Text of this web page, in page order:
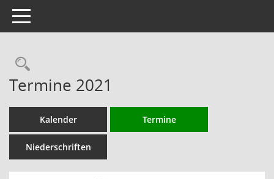
Toggle navigation
Rechercheauswahl
Termine 2021
Kalender Termine
Niederschriften